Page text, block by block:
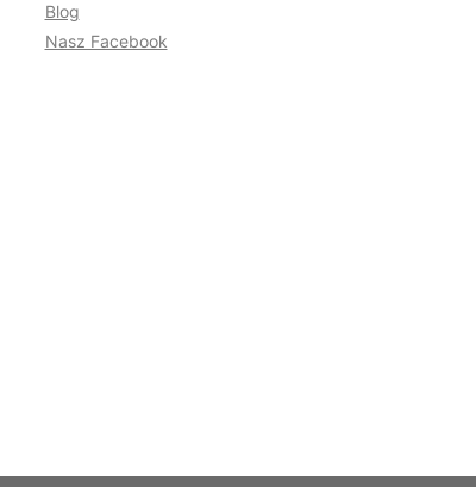
Blog
Nasz Facebook